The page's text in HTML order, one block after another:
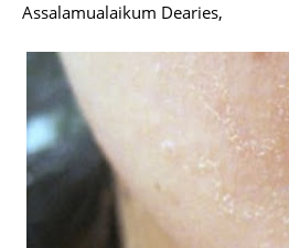
Assalamualaikum Dearies,